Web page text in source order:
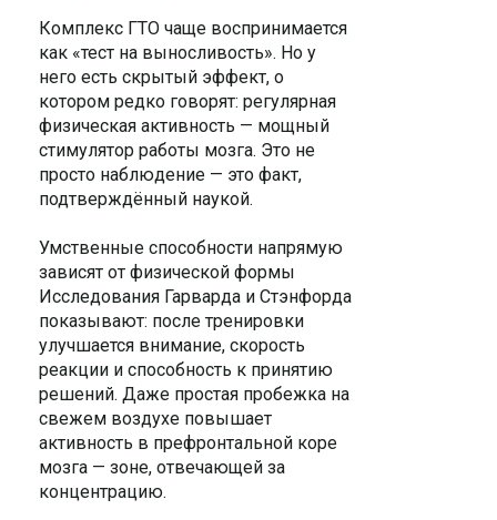
Комплекс ГТО чаще воспринимается
как «тест на выносливость». Но у
него есть скрытый эффект, о
котором редко говорят: регулярная
физическая активность — мощный
стимулятор работы мозга. Это не
просто наблюдение — это факт,
подтверждённый наукой.
Умственные способности напрямую
зависят от физической формы
Исследования Гарварда и Стэнфорда
показывают: после тренировки
улучшается внимание, скорость
реакции и способность к принятию
решений. Даже простая пробежка на
свежем воздухе повышает
активность в префронтальной коре
мозга — зоне, отвечающей за
концентрацию.